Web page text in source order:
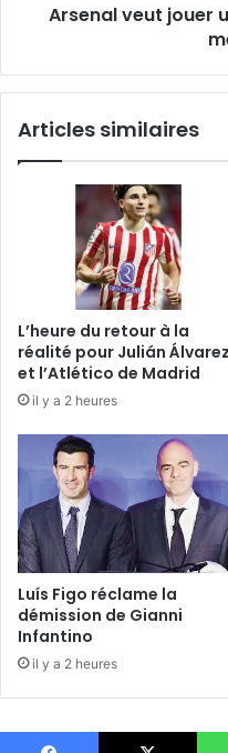
Arsenal veut jouer
Articles similaires
L’heure du retour à la
réalité pour Julián Álvarez
et l’Atlético de Madrid
il y a 2 heures
Luís Figo réclame la
démission de Gianni
Infantino
il y a 2 heures